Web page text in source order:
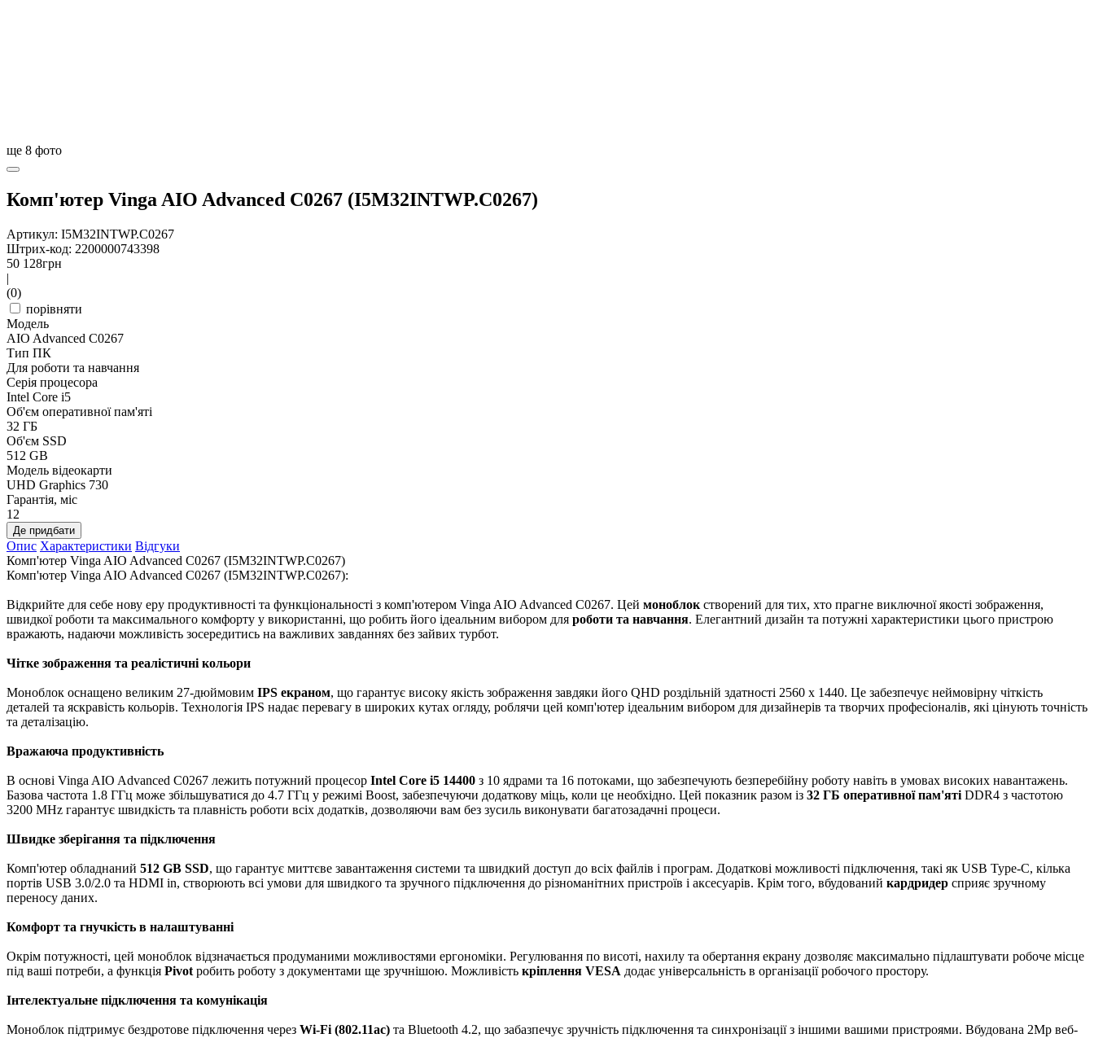
ще 8 фото
Комп'ютер Vinga AIO Advanced C0267 (I5M32INTWP.C0267)
Артикул: I5M32INTWP.C0267
Штрих-код: 2200000743398
50 128грн
|
(0)
порівняти
Модель
AIO Advanced C0267
Тип ПК
Для роботи та навчання
Серія процесора
Intel Core i5
Об'єм оперативної пам'яті
32 ГБ
Об'єм SSD
512 GB
Модель відеокарти
UHD Graphics 730
Гарантія, міс
12
Де придбати
Опис Характеристики Відгуки
Комп'ютер Vinga AIO Advanced C0267 (I5M32INTWP.C0267)
Комп'ютер Vinga AIO Advanced C0267 (I5M32INTWP.C0267):
Відкрийте для себе нову еру продуктивності та функціональності з комп'ютером Vinga AIO Advanced C0267. Цей моноблок створений для тих, хто прагне виключної якості зображення,
швидкої роботи та максимального комфорту у використанні, що робить його ідеальним вибором для роботи та навчання. Елегантний дизайн та потужні характеристики цього пристрою
вражають, надаючи можливість зосередитись на важливих завданнях без зайвих турбот.
Чітке зображення та реалістичні кольори
Моноблок оснащено великим 27-дюймовим IPS екраном, що гарантує високу якість зображення завдяки його QHD роздільній здатності 2560 x 1440. Це забезпечує неймовірну чіткість
деталей та яскравість кольорів. Технологія IPS надає перевагу в широких кутах огляду, роблячи цей комп'ютер ідеальним вибором для дизайнерів та творчих професіоналів, які цінують точність
та деталізацію.
Вражаюча продуктивність
В основі Vinga AIO Advanced C0267 лежить потужний процесор Intel Core i5 14400 з 10 ядрами та 16 потоками, що забезпечують безперебійну роботу навіть в умовах високих навантажень.
Базова частота 1.8 ГГц може збільшуватися до 4.7 ГГц у режимі Boost, забезпечуючи додаткову міць, коли це необхідно. Цей показник разом із 32 ГБ оперативної пам'яті DDR4 з частотою
3200 MHz гарантує швидкість та плавність роботи всіх додатків, дозволяючи вам без зусиль виконувати багатозадачні процеси.
Швидке зберігання та підключення
Комп'ютер обладнаний 512 GB SSD, що гарантує миттєве завантаження системи та швидкий доступ до всіх файлів і програм. Додаткові можливості підключення, такі як USB Type-C, кілька
портів USB 3.0/2.0 та HDMI in, створюють всі умови для швидкого та зручного підключення до різноманітних пристроїв і аксесуарів. Крім того, вбудований кардридер сприяє зручному
переносу даних.
Комфорт та гнучкість в налаштуванні
Окрім потужності, цей моноблок відзначається продуманими можливостями ергономіки. Регулювання по висоті, нахилу та обертання екрану дозволяє максимально підлаштувати робоче місце
під ваші потреби, а функція Pivot робить роботу з документами ще зручнішою. Можливість кріплення VESA додає універсальність в організації робочого простору.
Інтелектуальне підключення та комунікація
Моноблок підтримує бездротове підключення через Wi-Fi (802.11ac) та Bluetooth 4.2, що забазпечує зручність підключення та синхронізації з іншими вашими пристроями. Вбудована 2Mp веб-